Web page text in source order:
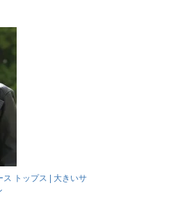
トップス | 大きいサ